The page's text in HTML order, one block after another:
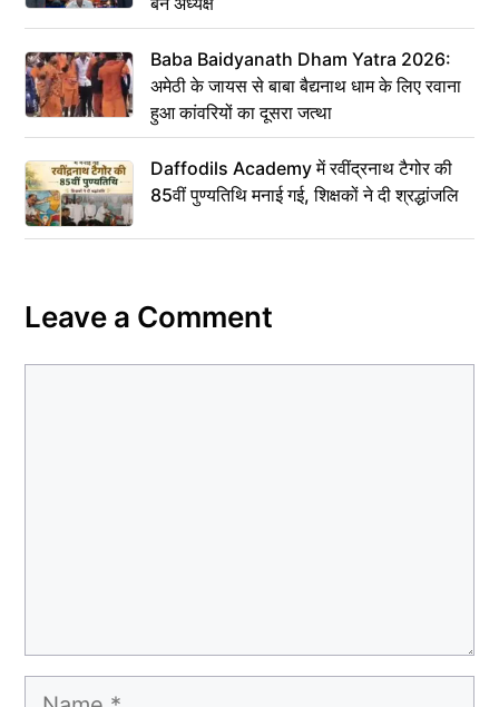
Baba Baidyanath Dham Yatra 2026:
अमेठी के जायस से बाबा बैद्यनाथ धाम के लिए रवाना
हुआ कांवरियों का दूसरा जत्था
Daffodils Academy में रवींद्रनाथ टैगोर की
85वीं पुण्यतिथि मनाई गई, शिक्षकों ने दी श्रद्धांजलि
Leave a Comment
Name